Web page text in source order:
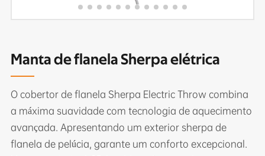
Manta de flanela Sherpa elétrica
O cobertor de flanela Sherpa Electric Throw combina
a máxima suavidade com tecnologia de aquecimento
avançada. Apresentando um exterior sherpa de
flanela de pelúcia, garante um conforto excepcional.